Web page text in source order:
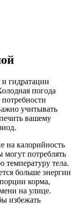
гидратации
погода
учитывать
вашему
на калорийность
могут потреблять
температуру тела.
больше энергии
корма,
на улице.
избежать